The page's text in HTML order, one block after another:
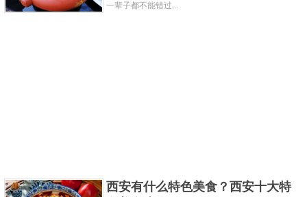
一辈子都不能错过...
西安有什么特色美食？西安十大特